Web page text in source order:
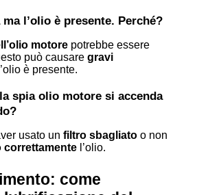
l’olio è presente. Perché?
motorepotrebbe essere
può causare gravi
è presente.
spia olio motore si accenda
usato un filtro sbagliatoo non
correttamentel’olio.
come